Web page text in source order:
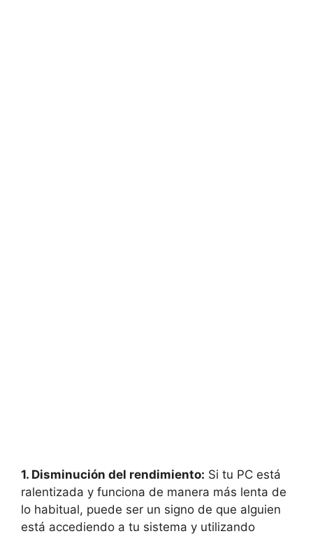
1. ⁣Disminución‍ del ​rendimiento: ⁣Si tu PC está
ralentizada ⁣y funciona‍ de manera ⁤más lenta de
lo habitual, puede ser un ⁣signo de que alguien
está accediendo a tu sistema y utilizando